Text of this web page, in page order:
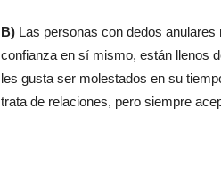
B) Las personas con dedos
confianza en sí mismo, están llenos
les gusta ser molestados en su
trata de relaciones, pero siempre